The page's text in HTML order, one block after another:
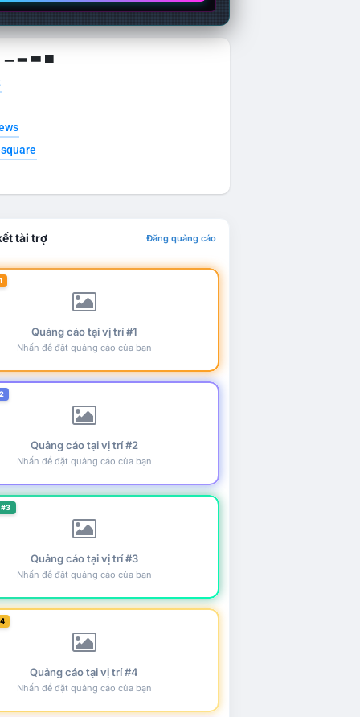
▁ ▂ ▃ ▄
tài trợ Đăng quảng cáo
Quảng cáo tại vị trí #1
Nhấn để đặt quảng cáo của bạn
Quảng cáo tại vị trí #2
Nhấn để đặt quảng cáo của bạn
Quảng cáo tại vị trí #3
Nhấn để đặt quảng cáo của bạn
Quảng cáo tại vị trí #4
Nhấn để đặt quảng cáo của bạn